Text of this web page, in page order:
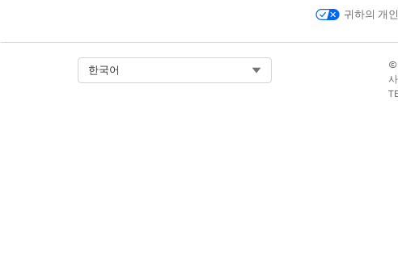
이러한 작업은 전문 에이전트와 대화
Knowledge로 질문 답변
적격 서비스 카탈로그 항목 가져오기
귀하의 개
한국어
©